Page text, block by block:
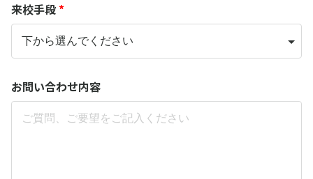
来校手段 *
お問い合わせ内容